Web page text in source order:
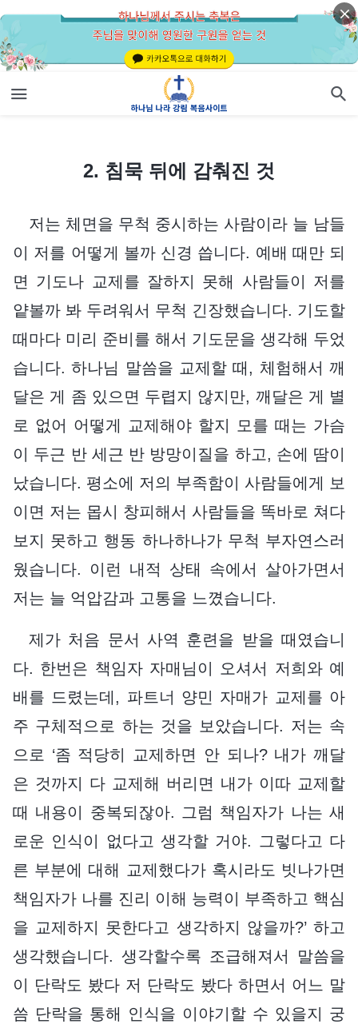
2. 침묵 뒤에 감춰진 것
저는 체면을 무척 중시하는 사람이라 늘 남들
이 저를 어떻게 볼까 신경 씁니다. 예배 때만 되
면 기도나 교제를 잘하지 못해 사람들이 저를
얕볼까 봐 두려워서 무척 긴장했습니다. 기도할
때마다 미리 준비를 해서 기도문을 생각해 두었
습니다. 하나님 말씀을 교제할 때, 체험해서 깨
달은 게 좀 있으면 두렵지 않지만, 깨달은 게 별
로 없어 어떻게 교제해야 할지 모를 때는 가슴
이 두근 반 세근 반 방망이질을 하고, 손에 땀이
났습니다. 평소에 저의 부족함이 사람들에게 보
이면 저는 몹시 창피해서 사람들을 똑바로 쳐다
보지 못하고 행동 하나하나가 무척 부자연스러
웠습니다. 이런 내적 상태 속에서 살아가면서
저는 늘 억압감과 고통을 느꼈습니다.
제가 처음 문서 사역 훈련을 받을 때였습니
다. 한번은 책임자 자매님이 오셔서 저희와 예
배를 드렸는데, 파트너 양민 자매가 교제를 아
주 구체적으로 하는 것을 보았습니다. 저는 속
으로 ‘좀 적당히 교제하면 안 되나? 내가 깨달
은 것까지 다 교제해 버리면 내가 이따 교제할
때 내용이 중복되잖아. 그럼 책임자가 나는 새
로운 인식이 없다고 생각할 거야. 그렇다고 다
른 부분에 대해 교제했다가 혹시라도 빗나가면
책임자가 나를 진리 이해 능력이 부족하고 핵심
을 교제하지 못한다고 생각하지 않을까?’ 하고
생각했습니다. 생각할수록 조급해져서 말씀을
이 단락도 봤다 저 단락도 봤다 하면서 어느 말
씀 단락을 통해 인식을 이야기할 수 있을지 궁